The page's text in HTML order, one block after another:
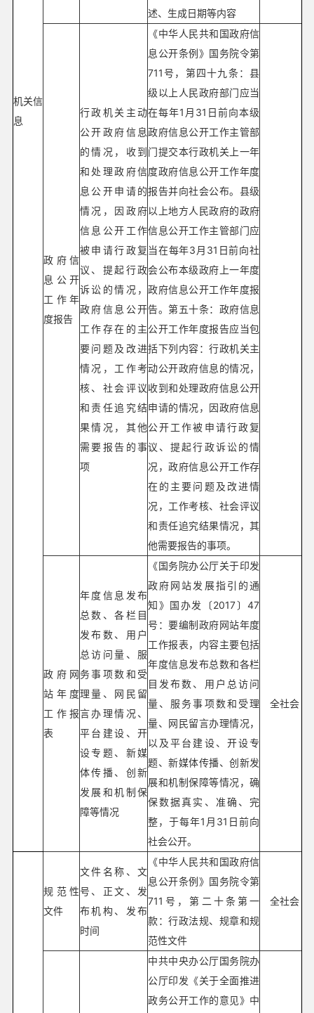
机关信
息
述、生成日期等内容
政府信
息公开
工作年
度报告
行政机关主动
公开政府信息
的情况，收到
和处理政府信
息公开申请的
情况，因政府
信息公开工作
被申请行政复
议、提起行政
诉讼的情况，
政府信息公开
工作存在的主
要问题及改进
情况，工作考
核、社会评议
和责任追究结
果情况，其他
需要报告的事
项
《中华人民共和国政府信
息公开条例》国务院令第
711号，第四十九条：县
级以上人民政府部门应当
在每年1月31日前向本级
政府信息公开工作主管部
门提交本行政机关上一年
度政府信息公开工作年度
报告并向社会公布。县级
以上地方人民政府的政府
信息公开工作主管部门应
当在每年3月31日前向社
会公布本级政府上一年度
政府信息公开工作年度报
告。第五十条：政府信息
公开工作年度报告应当包
括下列内容：行政机关主
动公开政府信息的情况，
收到和处理政府信息公开
申请的情况，因政府信息
公开工作被申请行政复
议、提起行政诉讼的情
况，政府信息公开工作存
在的主要问题及改进情
况，工作考核、社会评议
和责任追究结果情况，其
他需要报告的事项。
政府网
站年度
工作报
表
年度信息发布
总数、各栏目
发布数、用户
总访问量、服
务事项数和受
理量、网民留
言办理情况、
平台建设、开
设专题、新媒
体传播、创新
发展和机制保
障等情况
《国务院办公厅关于印发
政府网站发展指引的通
知》国办发〔2017〕47
号：要编制政府网站年度
工作报表，内容主要包括
年度信息发布总数和各栏
目发布数、用户总访问
量、服务事项数和受理
量、网民留言办理情况，
以及平台建设、开设专
题、新媒体传播、创新发
展和机制保障等情况，确
保数据真实、准确、完
整，于每年1月31日前向
社会公开。
全社会
规范性
文件
文件名称、文
号、正文、发
布机构、发布
时间
《中华人民共和国政府信
息公开条例》国务院令第
711号，第二十条第一
款：行政法规、规章和规
范性文件
全社会
中共中央办公厅国务院办
公厅印发《关于全面推进
政务公开工作的意见》中